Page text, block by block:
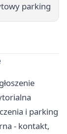
parking
i parking
- kontakt,